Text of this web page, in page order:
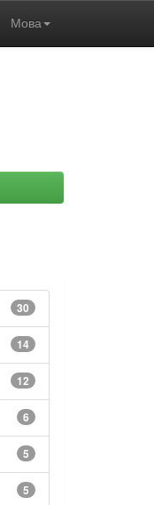
Мова
30
14
12
6
5
5